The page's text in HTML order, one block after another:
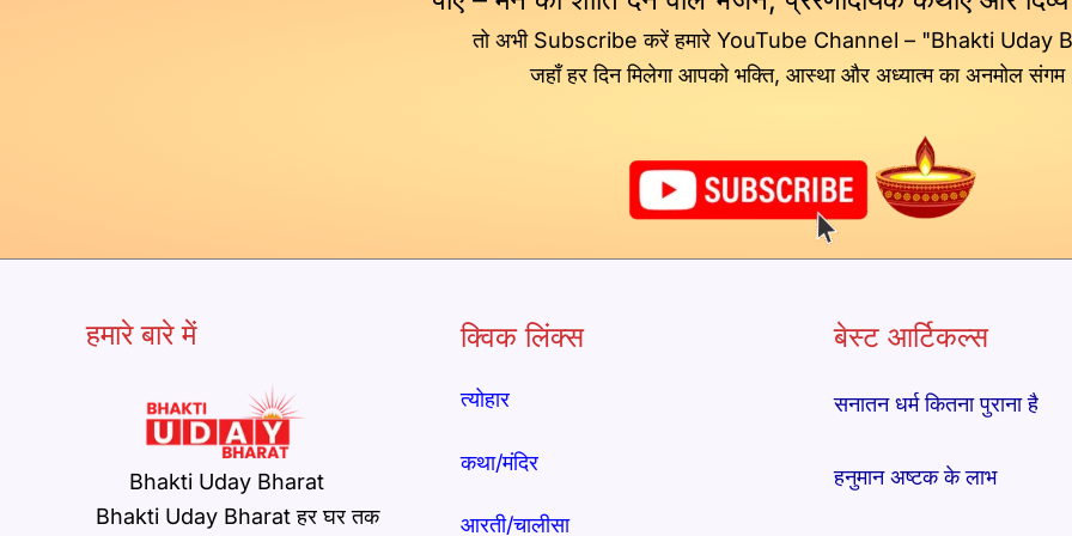
तो अभी Subscribe करें हमारे YouTube Channel – "Bhakti Uday
जहाँ हर दिन मिलेगा आपको भक्ति, आस्था और अध्यात्म का अनमोल
हमारे बारे में
Bhakti Uday Bharat
Bhakti Uday Bharat हर घर तक
क्विक लिंक्स
त्योहार
कथा/मंदिर
आरती/चालीसा
बेस्ट आर्टिकल्स
सनातन धर्म कितना पुराना है
हनुमान अष्टक के लाभ